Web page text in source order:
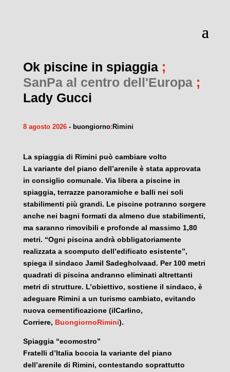
Ok piscine in spiaggia;
SanPa al centro dell'Europa;
Lady Gucci
8 agosto 2026- buongiorno: Rimini
La spiaggia di Rimini può cambiare volto
La variante del piano dell’arenile è stata approvata
in consiglio comunale. Via libera a piscine in
spiaggia, terrazze panoramiche e balli nei soli
stabilimenti più grandi. Le piscine potranno sorgere
anche nei bagni formati da almeno due stabilimenti,
ma saranno rimovibili e profonde al massimo 1,80
metri. “Ogni piscina andrà obbligatoriamente
realizzata a scomputo dell’edificato esistente”,
spiega il sindaco Jamil Sadegholvaad. Per 100 metri
quadrati di piscina andranno eliminati altrettanti
metri di strutture. L’obiettivo, sostiene il sindaco, è
adeguare Rimini a un turismo cambiato, evitando
nuova cementificazione (ilCarlino,
Corriere, BuongiornoRimini).
Spiaggia “ecomostro”
Fratelli d’Italia boccia la variante del piano
dell’arenile di Rimini, contestando soprattutto